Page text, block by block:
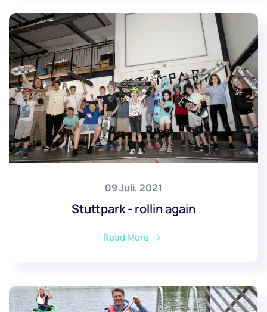
09 Juli, 2021
Stuttpark - rollin again
Read More